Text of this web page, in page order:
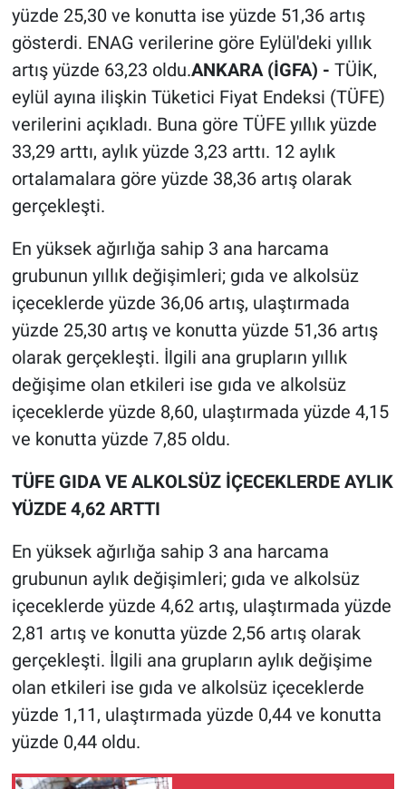
yüzde 25,30 ve konutta ise yüzde 51,36 artış
gösterdi. ENAG verilerine göre Eylül'deki yıllık
artış yüzde 63,23 oldu.ANKARA (İGFA) - TÜİK,
eylül ayına ilişkin Tüketici Fiyat Endeksi (TÜFE)
verilerini açıkladı. Buna göre TÜFE yıllık yüzde
33,29 arttı, aylık yüzde 3,23 arttı. 12 aylık
ortalamalara göre yüzde 38,36 artış olarak
gerçekleşti.
En yüksek ağırlığa sahip 3 ana harcama
grubunun yıllık değişimleri; gıda ve alkolsüz
içeceklerde yüzde 36,06 artış, ulaştırmada
yüzde 25,30 artış ve konutta yüzde 51,36 artış
olarak gerçekleşti. İlgili ana grupların yıllık
değişime olan etkileri ise gıda ve alkolsüz
içeceklerde yüzde 8,60, ulaştırmada yüzde 4,15
ve konutta yüzde 7,85 oldu.
TÜFE GIDA VE ALKOLSÜZ İÇECEKLERDE AYLIK
YÜZDE 4,62 ARTTI
En yüksek ağırlığa sahip 3 ana harcama
grubunun aylık değişimleri; gıda ve alkolsüz
içeceklerde yüzde 4,62 artış, ulaştırmada yüzde
2,81 artış ve konutta yüzde 2,56 artış olarak
gerçekleşti. İlgili ana grupların aylık değişime
olan etkileri ise gıda ve alkolsüz içeceklerde
yüzde 1,11, ulaştırmada yüzde 0,44 ve konutta
yüzde 0,44 oldu.